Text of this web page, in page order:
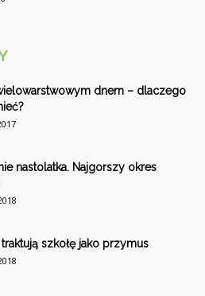
dnem – dlaczego
nastolatka. Najgorszy okres
traktują szkołę jako przymus